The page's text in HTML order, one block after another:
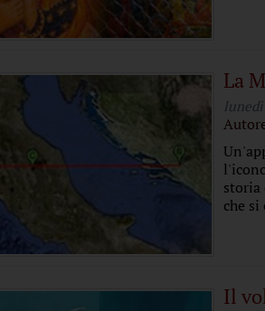
La
lunedì
storia
che
Il